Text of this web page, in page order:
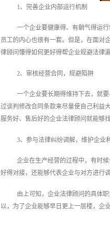
1、完善企业内部运行机制
一个企业要健康得、有朝气得运
员工的内心也很有一套。但是，在面对
律顾问懂得如何更好得帮企业规避法律
2、审核经营合同，规避陷阱
一个企业要长期得维持下去，就
过谈判修改合同条款来尽量使自己利益
服务好、售后好的企业法律顾问就能够
3、参与法律纠纷调解，维护企业
企业在生产经营的过程中，有时
好得对接，还能够代表企业与对方进行
由上可知，企业法律顾问的具体
以，为了企业能够早日更上一层楼，企